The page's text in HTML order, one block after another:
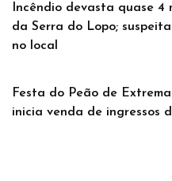
Incêndio devasta quase
da Serra do Lopo;
no local
Festa do Peão de
inicia venda de ingressos